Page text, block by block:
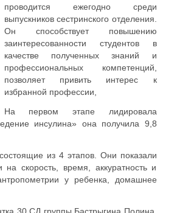
проводится ежегодно среди
выпускников сестринского отделения.
Он способствует повышению
заинтересованности студентов в
качестве полученных знаний и
профессиональных компетенций,
позволяет привить интерес к
избранной профессии,
На первом этапе лидировала
инсулина» она получила 9,8
из 4 этапов. Они показали
скорость, время, аккуратность и
у ребенка, домашнее